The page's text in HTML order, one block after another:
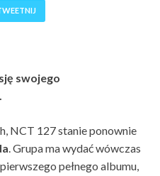
swojego
NCT 127 stanie ponownie
. Grupa ma wydać wówczas
pełnego albumu,